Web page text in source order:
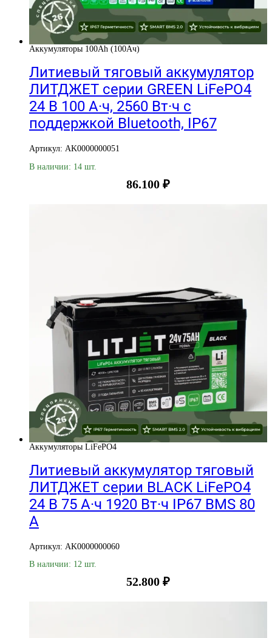
Аккумуляторы 100Ah (100Ач)
Литиевый тяговый аккумулятор
ЛИТДЖЕТ серии GREEN LiFePO4
24 В 100 А·ч, 2560 Вт·ч с
поддержкой Bluetooth, IP67
Артикул: AK0000000051
В наличии: 14 шт.
86.100 ₽
Аккумуляторы LiFePO4
Литиевый аккумулятор тяговый
ЛИТДЖЕТ серии BLACK LiFePO4
24 В 75 А·ч 1920 Вт·ч IP67 BMS 80
А
Артикул: AK0000000060
В наличии: 12 шт.
52.800 ₽